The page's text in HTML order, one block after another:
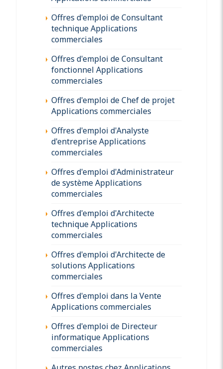
Offres d'emploi de Consultant
technique Applications
commerciales
Offres d'emploi de Consultant
fonctionnel Applications
commerciales
Offres d'emploi de Chef de projet
Applications commerciales
Offres d'emploi d'Analyste
d'entreprise Applications
commerciales
Offres d'emploi d'Administrateur
de système Applications
commerciales
Offres d'emploi d'Architecte
technique Applications
commerciales
Offres d'emploi d'Architecte de
solutions Applications
commerciales
Offres d'emploi dans la Vente
Applications commerciales
Offres d'emploi de Directeur
informatique Applications
commerciales